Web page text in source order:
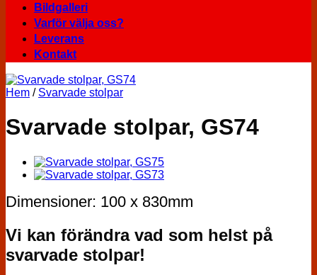
Bildgalleri
Varför välja oss?
Leverans
Kontakt
Hem / Svarvade stolpar
Svarvade stolpar, GS74
Dimensioner: 100 x 830mm
Vi kan förändra vad som helst på
svarvade stolpar!